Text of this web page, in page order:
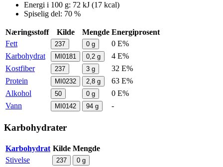
Energi i 100 g: 72 kJ (17 kcal)
Spiselig del: 70 %
Næringsstoff Kilde Mengde Energiprosent
Fett
237 0 g
0 E%
Karbohydrat
MI0181 0,2 g
4 E%
Kostfiber
237 3 g
32 E%
Protein
MI0232 2,8 g
63 E%
Alkohol
50 0 g
0 E%
Vann
MI0142 94 g -
Karbohydrater
Karbohydrat Kilde Mengde
Stivelse
237 0 g